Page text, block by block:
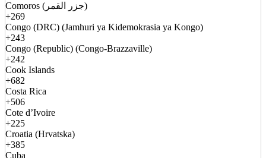
Comoros (جزر القمر)
+269
Congo (DRC) (Jamhuri ya Kidemokrasia ya Kongo)
+243
Congo (Republic) (Congo-Brazzaville)
+242
Cook Islands
+682
Costa Rica
+506
Cote d’Ivoire
+225
Croatia (Hrvatska)
+385
Cuba